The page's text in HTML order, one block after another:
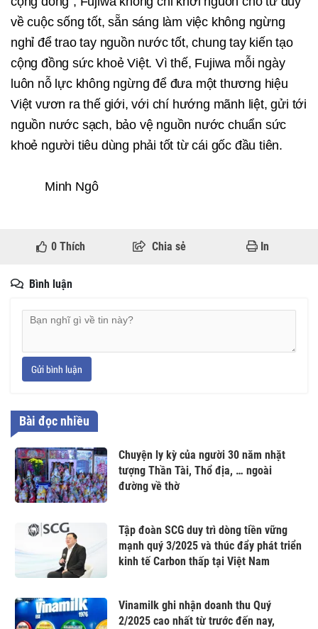
về cuộc sống tốt, sẵn sáng làm việc không ngừng
nghỉ để trao tay nguồn nước tốt, chung tay kiến tạo
cộng đồng sức khoẻ Việt. Vì thế, Fujiwa mỗi ngày
luôn nỗ lực không ngừng để đưa một thương hiệu
Việt vươn ra thế giới, với chí hướng mãnh liệt, gửi tới
nguồn nước sạch, bảo vệ nguồn nước chuẩn sức
khoẻ người tiêu dùng phải tốt từ cái gốc đầu tiên.
Minh Ngô
0Thích Chia sẻ In
Bình luận
Gửi bình luận
Bài đọc nhiều
Chuyện ly kỳ của người 30 năm nhặt
tượng Thần Tài, Thổ địa, … ngoài
đường về thờ
Tập đoàn SCG duy trì dòng tiền vững
mạnh quý 3/2025 và thúc đẩy phát triển
kinh tế Carbon thấp tại Việt Nam
Vinamilk ghi nhận doanh thu Quý
2/2025 cao nhất từ trước đến nay,